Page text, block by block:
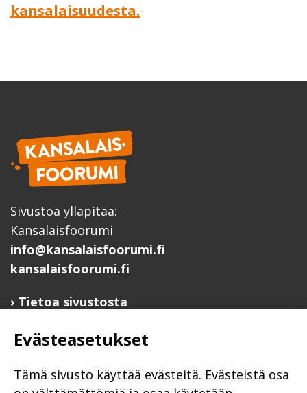
kansalaisuudesta.
Sivustoa ylläpitää:
Kansalaisfoorumi
info@kansalaisfoorumi.fi
kansalaisfoorumi.fi
Tietoa sivustosta
Ilmoita järjestösi järjestöhakemistoon
Järjestötietäjä-testi
Evästeasetukset
Tämä sivusto käyttää evästeitä. Evästeistä osa